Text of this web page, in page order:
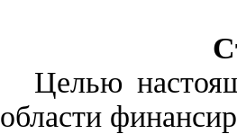
Целью
области